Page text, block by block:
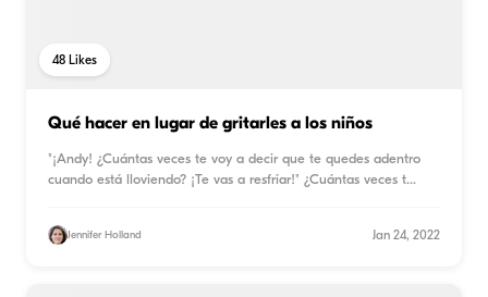
48 Likes
Qué hacer en lugar de gritarles a los niños
"¡Andy! ¿Cuántas veces te voy a decir que te quedes adentro
cuando está lloviendo? ¡Te vas a resfriar!" ¿Cuántas veces t...
Jennifer Holland Jan 24, 2022